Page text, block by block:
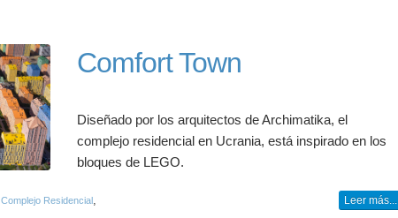
Comfort Town
Diseñado por los arquitectos de Archimatika, el
complejo residencial en Ucrania, está inspirado en los
bloques de LEGO.
Complejo Residencial, Leer más...